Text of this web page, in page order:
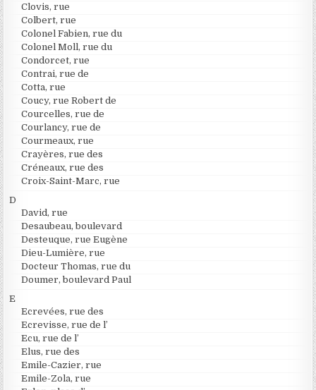
Clovis, rue
Colbert, rue
Colonel Fabien, rue du
Colonel Moll, rue du
Condorcet, rue
Contrai, rue de
Cotta, rue
Coucy, rue Robert de
Courcelles, rue de
Courlancy, rue de
Courmeaux, rue
Crayères, rue des
Créneaux, rue des
Croix-Saint-Marc, rue
D
David, rue
Desaubeau, boulevard
Desteuque, rue Eugène
Dieu-Lumière, rue
Docteur Thomas, rue du
Doumer, boulevard Paul
E
Ecrevées, rue des
Ecrevisse, rue de l’
Ecu, rue de l’
Elus, rue des
Emile-Cazier, rue
Emile-Zola, rue